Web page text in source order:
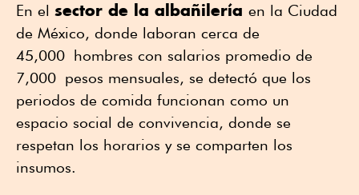
En el sector de la albañilería en la Ciudad
de México, donde laboran cerca de
45,000 hombres con salarios promedio de
7,000 pesos mensuales, se detectó que los
periodos de comida funcionan como un
espacio social de convivencia, donde se
respetan los horarios y se comparten los
insumos.